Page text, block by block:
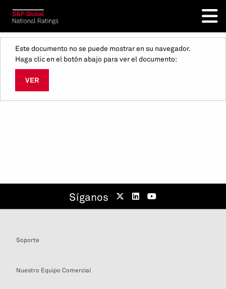
Este documento no se puede mostrar en su navegador.
Haga clic en el botón abajo para ver el documento:
VER
Síganos
Soporte
Nuestro Equipo Comercial